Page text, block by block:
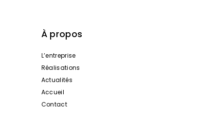
À propos
L’entreprise
Réalisations
Actualités
Accueil
Contact